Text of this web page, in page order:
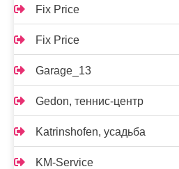
Fix Price
Fix Price
Garage_13
Gedon, теннис-центр
Katrinshofen, усадьба
KM-Service